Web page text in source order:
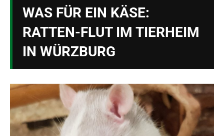
WAS FÜR EIN KÄSE:
RATTEN-FLUT IM TIERHEIM
IN WÜRZBURG